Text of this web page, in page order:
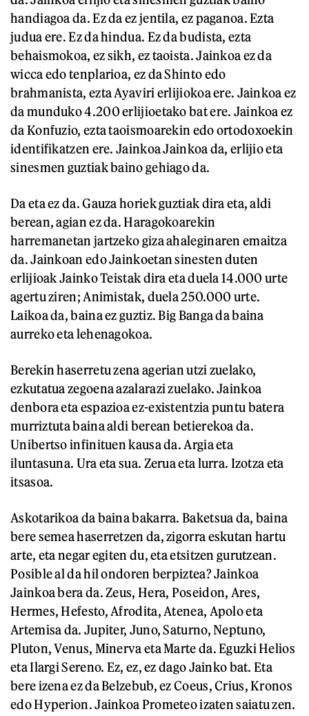
handiagoa da. Ez da ez jentila, ez paganoa. Ezta
judua ere. Ez da hindua. Ez da budista, ezta
behaismokoa, ez sikh, ez taoista. Jainkoa ez da
wicca edo tenplarioa, ez da Shinto edo
brahmanista, ezta Ayaviri erlijiokoa ere. Jainkoa ez
da munduko 4.200 erlijioetako bat ere. Jainkoa ez
da Konfuzio, ezta taoismoarekin edo ortodoxoekin
identifikatzen ere. Jainkoa Jainkoa da, erlijio eta
sinesmen guztiak baino gehiago da.
Da eta ez da. Gauza horiek guztiak dira eta, aldi
berean, agian ez da. Haragokoarekin
harremanetan jartzeko giza ahaleginaren emaitza
da. Jainkoan edo Jainkoetan sinesten duten
erlijioak Jainko Teistak dira eta duela 14.000 urte
agertu ziren; Animistak, duela 250.000 urte.
Laikoa da, baina ez guztiz. Big Banga da baina
aurreko eta lehenagokoa.
Berekin haserretu zena agerian utzi zuelako,
ezkutatua zegoena azalarazi zuelako. Jainkoa
denbora eta espazioa ez-existentzia puntu batera
murriztuta baina aldi berean betierekoa da.
Unibertso infinituen kausa da. Argia eta
iluntasuna. Ura eta sua. Zerua eta lurra. Izotza eta
itsasoa.
Askotarikoa da baina bakarra. Baketsua da, baina
bere semea haserretzen da, zigorra eskutan hartu
arte, eta negar egiten du, eta etsitzen gurutzean.
Posible al da hil ondoren berpiztea? Jainkoa
Jainkoa bera da. Zeus, Hera, Poseidon, Ares,
Hermes, Hefesto, Afrodita, Atenea, Apolo eta
Artemisa da. Jupiter, Juno, Saturno, Neptuno,
Pluton, Venus, Minerva eta Marte da. Eguzki Helios
eta Ilargi Sereno. Ez, ez, ez dago Jainko bat. Eta
bere izena ez da Belzebub, ez Coeus, Crius, Kronos
edo Hyperion. Jainkoa Prometeo izaten saiatu zen.